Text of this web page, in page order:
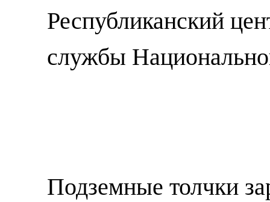
Республиканский
службы
Подземные толчки